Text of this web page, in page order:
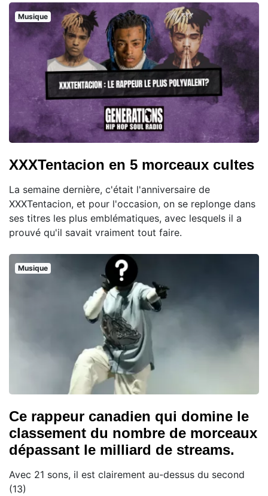
Musique
XXXTentacion en 5 morceaux cultes
La semaine dernière, c'était l'anniversaire de
XXXTentacion, et pour l'occasion, on se replonge dans
ses titres les plus emblématiques, avec lesquels il a
prouvé qu'il savait vraiment tout faire.
Musique
Ce rappeur canadien qui domine le
classement du nombre de morceaux
dépassant le milliard de streams.
Avec 21 sons, il est clairement au-dessus du second
(13)